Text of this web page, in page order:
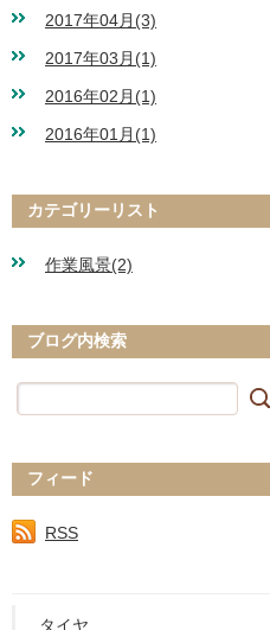
2017年04月(3)
2017年03月(1)
2016年02月(1)
2016年01月(1)
カテゴリーリスト
作業風景(2)
ブログ内検索
フィード
RSS
タイヤ